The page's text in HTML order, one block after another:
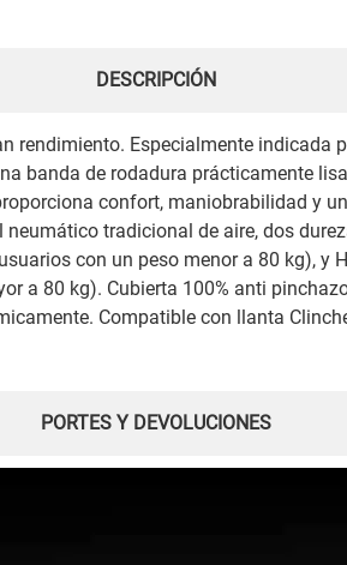
DESCRIPCIÓN
rendimiento. Especialmente indicada
banda de rodadura prácticamente
confort, maniobrabilidad y
tradicional de aire, dos
con un peso menor a 80 kg), y
a 80 kg). Cubierta 100% anti
Compatible con llanta
PORTES Y DEVOLUCIONES